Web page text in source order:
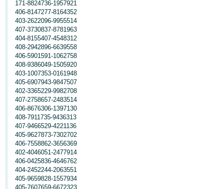
171-8824736-1957921
406-8147277-8164352
403-2622096-9955514
407-3730837-8781963
404-8155407-4548312
408-2942896-6639558
406-5901591-1062758
408-9386049-1505920
403-1007353-0161948
405-6907943-9847507
402-3365229-9982708
407-2758657-2483514
406-8676306-1397130
408-7911735-9436313
407-9466529-4221136
405-9627873-7302702
406-7558862-3656369
402-4046051-2477914
406-0425836-4646762
404-2452244-2063551
405-9659828-1557934
405-7607659-6672323